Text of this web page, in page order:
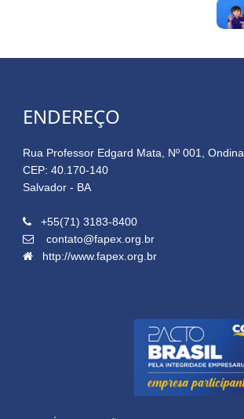
ENDEREÇO
Rua Professor Edgard Mata, Nº 001, Ondina,
CEP: 40.170-140
Salvador - BA
+55(71) 3183-8400
contato@fapex.org.br
http://www.fapex.org.br